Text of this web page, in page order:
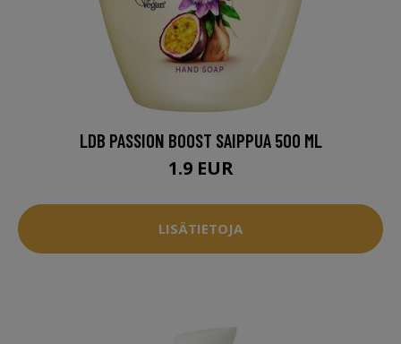
LDB PASSION BOOST SAIPPUA 500 ML
1.9 EUR
LISÄTIETOJA